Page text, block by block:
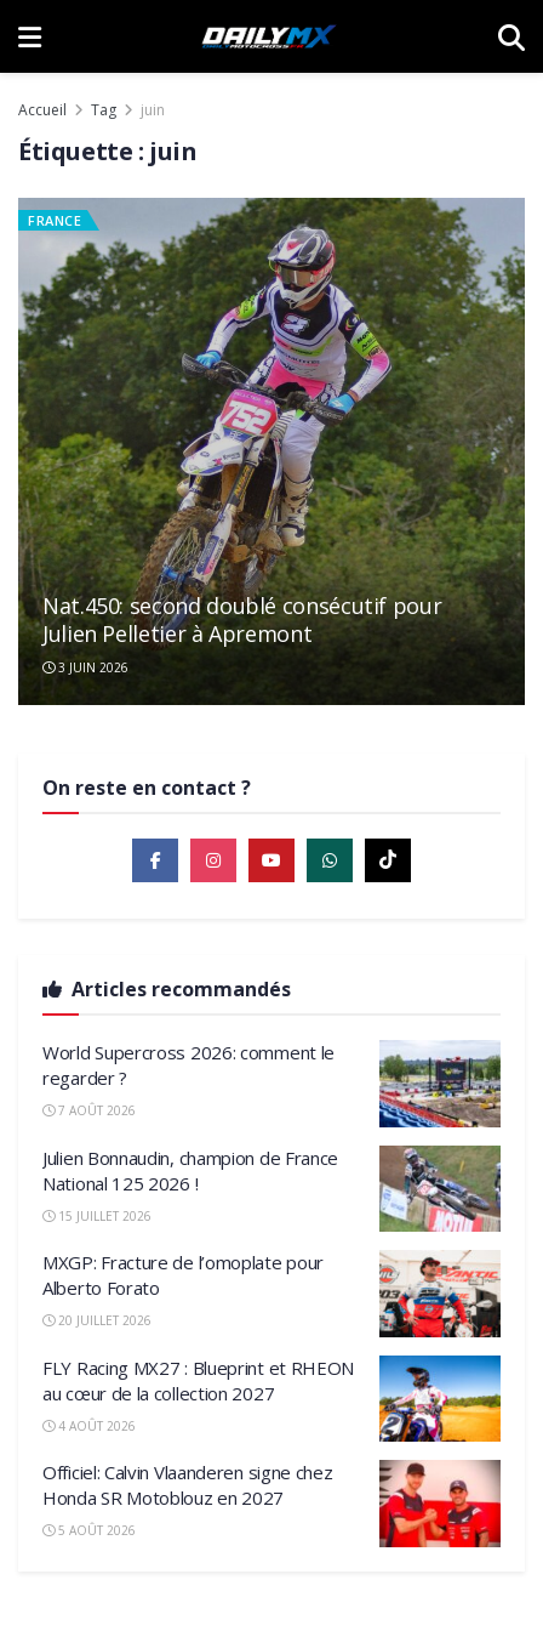
Accueil Tag juin
Étiquette : juin
FRANCE
Nat.450: second doublé consécutif pour
Julien Pelletier à Apremont
3 JUIN 2026
On reste en contact ?
Articles recommandés
World Supercross 2026: comment le
regarder ?
7 AOÛT 2026
Julien Bonnaudin, champion de France
National 125 2026 !
15 JUILLET 2026
MXGP: Fracture de l’omoplate pour
Alberto Forato
20 JUILLET 2026
FLY Racing MX27 : Blueprint et RHEON
au cœur de la collection 2027
4 AOÛT 2026
Officiel: Calvin Vlaanderen signe chez
Honda SR Motoblouz en 2027
5 AOÛT 2026